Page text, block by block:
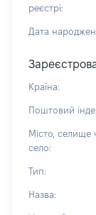
реєстрі:
Дата
Країна:
Поштовий
Місто, селище
село:
Тип:
Назва: